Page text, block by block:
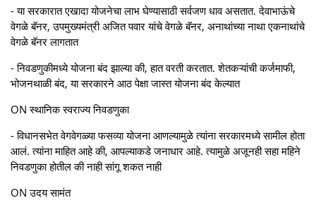
- या सरकारात एखादा योजनेचा लाभ घेण्यासाठी सर्वजण धाव असतात. देवाभाऊंचे
वेगळे बॅनर, उपमुख्यमंत्री अजित पवार यांचे वेगळे बॅनर, अनाथांच्या नाथा एकनाथांचे
वेगळे बॅनर लागतात
- निवडणुकीमध्ये योजना बंद झाल्या की, हात वरती करतात. शेतकऱ्यांची कर्जमाफी,
भोजनथाळी बंद, या सरकारने आठ पेक्षा जास्त योजना बंद केल्यात
ON स्थानिक स्वराज्य निवडणुका
- विधानसभेत वेगवेगळ्या फसव्या योजना आणल्यामुळे त्यांना सरकारमध्ये सामील होता
आलं. त्यांना माहित आहे की, आपल्याकडे जनाधार आहे. त्यामुळे अजूनही सहा महिने
निवडणुका होतील की नाही सांगू शकत नाही
ON उदय सामंत